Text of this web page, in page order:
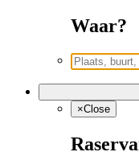
Waar?
×Close